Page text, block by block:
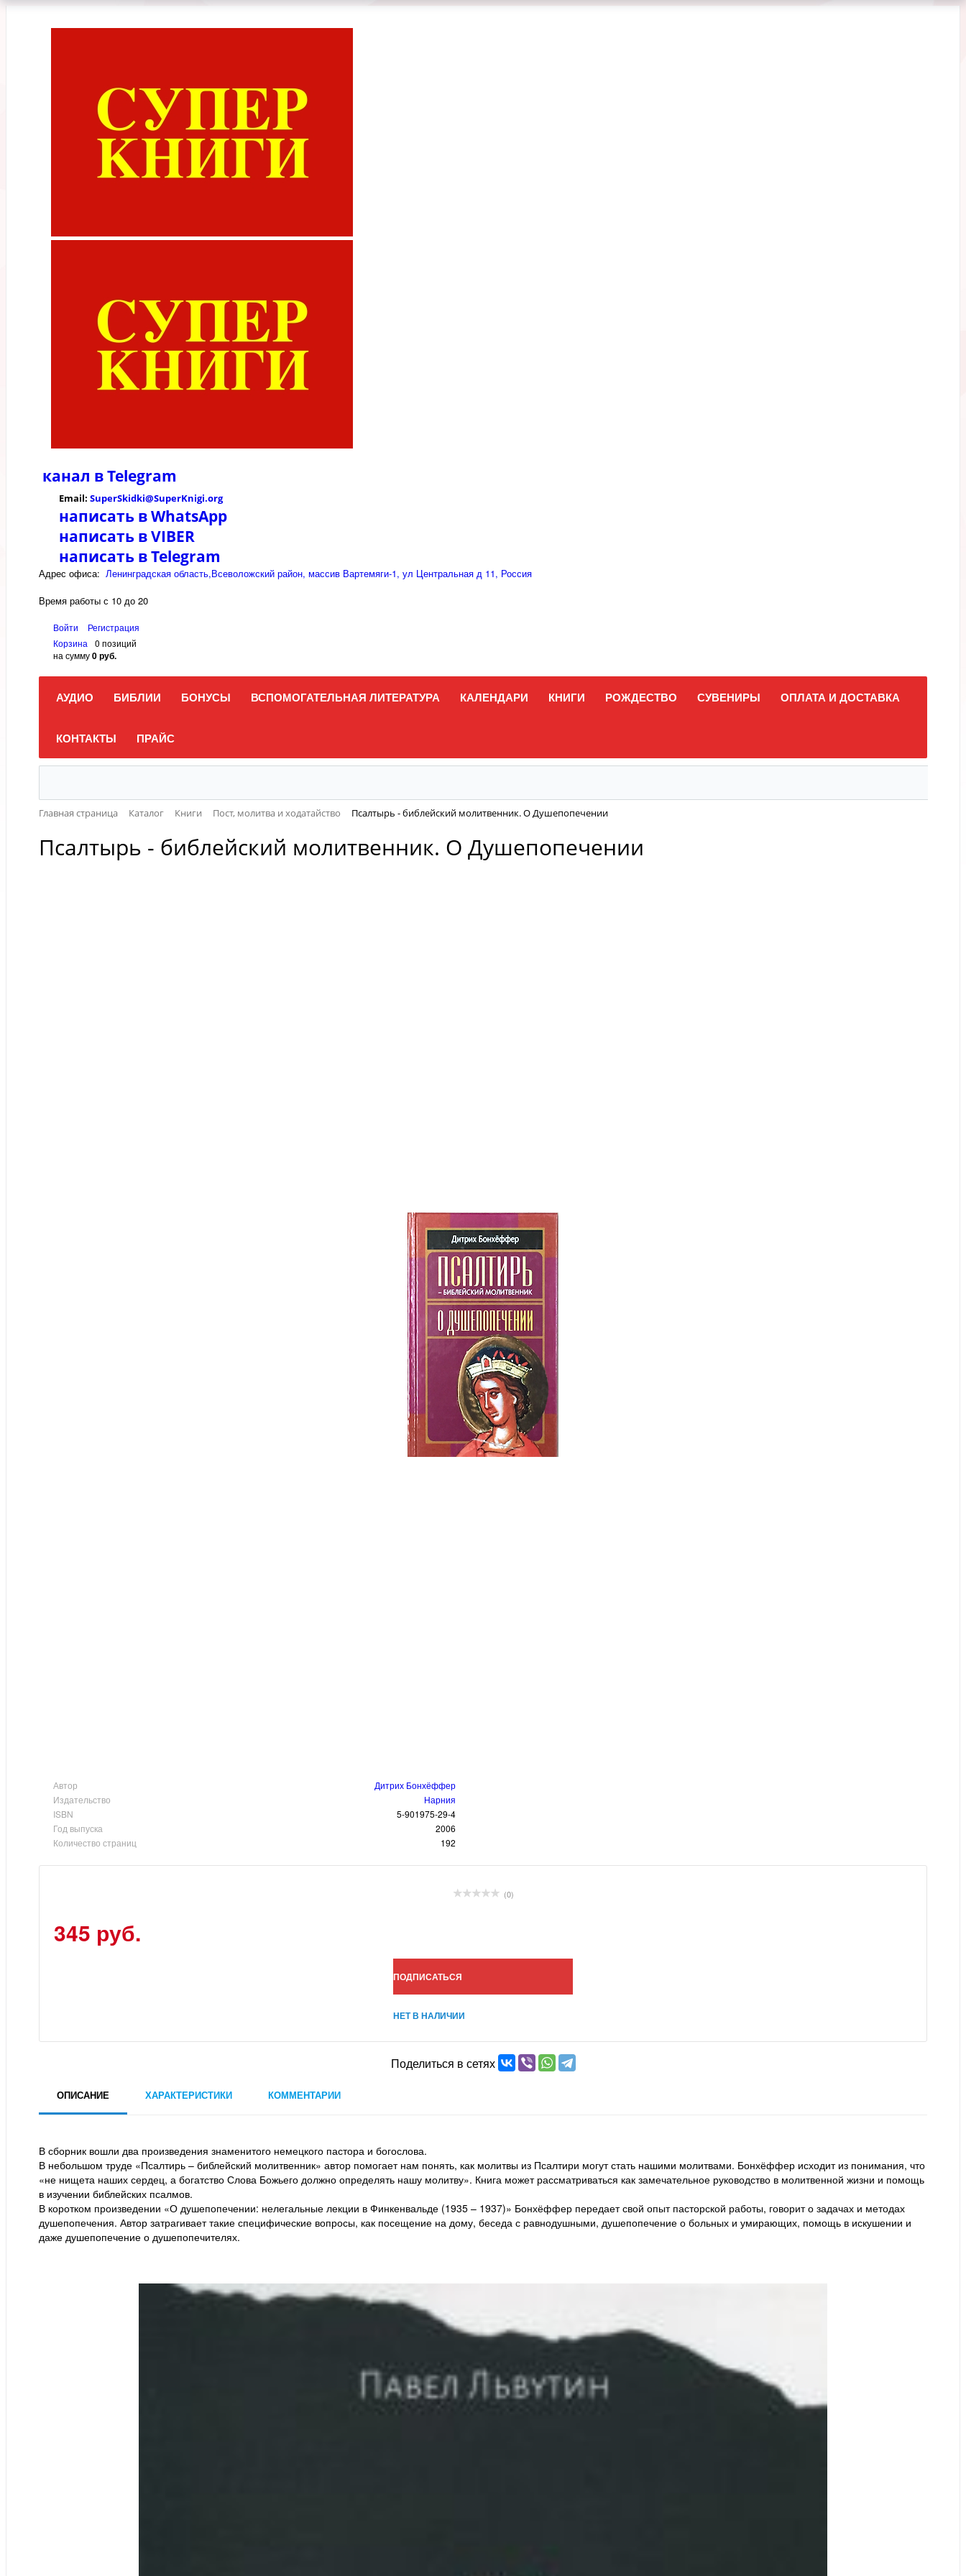
канал вTelegram
Email: SuperSkidki@SuperKnigi.org
написать в WhatsApp
написать в VIBER
написать в Telegram
Адрес офиса: Ленинградская область,Всеволожский район, массив Вартемяги-1, ул Центральная д 11, Россия
Время работы с 10 до 20
Войти
Регистрация
Корзина
0 позиций
на сумму0 руб.
АУДИО БИБЛИИ БОНУСЫ ВСПОМОГАТЕЛЬНАЯ ЛИТЕРАТУРА КАЛЕНДАРИ КНИГИ РОЖДЕСТВО СУВЕНИРЫ ОПЛАТА И ДОСТАВКА
КОНТАКТЫ ПРАЙС
Главная страница Каталог Книги Пост, молитва и ходатайство Псалтырь - библейский молитвенник. О Душепопечении
Псалтырь - библейский молитвенник. О Душепопечении
Автор
Дитрих Бонхёффер
Издательство
Нарния
ISBN
5-901975-29-4
Год выпуска
2006
Количество страниц
192
(0)
345 руб.
ПОДПИСАТЬСЯ
НЕТ В НАЛИЧИИ
Поделиться в сетях
ОПИСАНИЕ ХАРАКТЕРИСТИКИ КОММЕНТАРИИ
В сборник вошли два произведения знаменитого немецкого пастора и богослова.
В небольшом труде «Псалтирь – библейский молитвенник» автор помогает нам понять, как молитвы из Псалтири могут стать нашими молитвами. Бонхёффер исходит из понимания, что
«не нищета наших сердец, а богатство Слова Божьего должно определять нашу молитву». Книга может рассматриваться как замечательное руководство в молитвенной жизни и помощь
в изучении библейских псалмов.
В коротком произведении «О душепопечении: нелегальные лекции в Финкенвальде (1935 – 1937)» Бонхёффер передает свой опыт пасторской работы, говорит о задачах и методах
душепопечения. Автор затрагивает такие специфические вопросы, как посещение на дому, беседа с равнодушными, душепопечение о больных и умирающих, помощь в искушении и
даже душепопечение о душепопечителях.